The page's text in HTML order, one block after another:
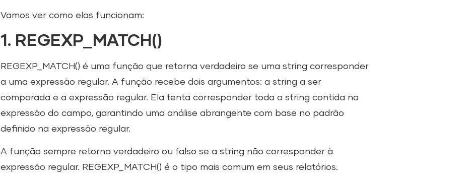
Vamos ver como elas funcionam:
1. REGEXP_MATCH()
REGEXP_MATCH() é uma função que retorna verdadeiro se uma string corresponder
a uma expressão regular. A função recebe dois argumentos: a string a ser
comparada e a expressão regular. Ela tenta corresponder toda a string contida na
expressão do campo, garantindo uma análise abrangente com base no padrão
definido na expressão regular.
A função sempre retorna verdadeiro ou falso se a string não corresponder à
expressão regular. REGEXP_MATCH() é o tipo mais comum em seus relatórios.